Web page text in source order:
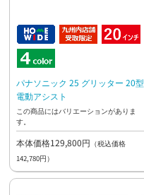
パナソニック 25 グリッター 20型
電動アシスト
この商品にはバリエーションがありま
す。
本体価格129,800円 （税込価格
142,780円）